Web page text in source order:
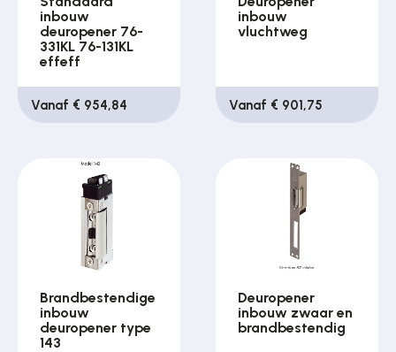
inbouw
deuropener 76-
331KL 76-131KL
effeff
Vanaf € 954,84
inbouw
vluchtweg
Vanaf € 901,75
Brandbestendige
inbouw
deuropener type
143
Deuropener
inbouw zwaar en
brandbestendig